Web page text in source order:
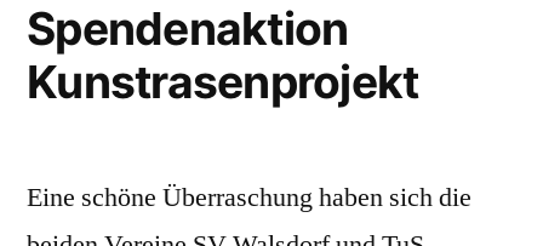
Spendenaktion
Kunstrasenprojekt
Eine schöne Überraschung haben sich die